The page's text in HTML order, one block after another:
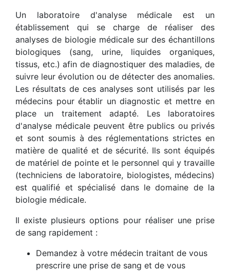
Un laboratoire d'analyse médicale est un
établissement qui se charge de réaliser des
analyses de biologie médicale sur des échantillons
biologiques (sang, urine, liquides organiques,
tissus, etc.) afin de diagnostiquer des maladies, de
suivre leur évolution ou de détecter des anomalies.
Les résultats de ces analyses sont utilisés par les
médecins pour établir un diagnostic et mettre en
place un traitement adapté. Les laboratoires
d'analyse médicale peuvent être publics ou privés
et sont soumis à des réglementations strictes en
matière de qualité et de sécurité. Ils sont équipés
de matériel de pointe et le personnel qui y travaille
(techniciens de laboratoire, biologistes, médecins)
est qualifié et spécialisé dans le domaine de la
biologie médicale.
Il existe plusieurs options pour réaliser une prise
de sang rapidement :
Demandez à votre médecin traitant de vous
prescrire une prise de sang et de vous